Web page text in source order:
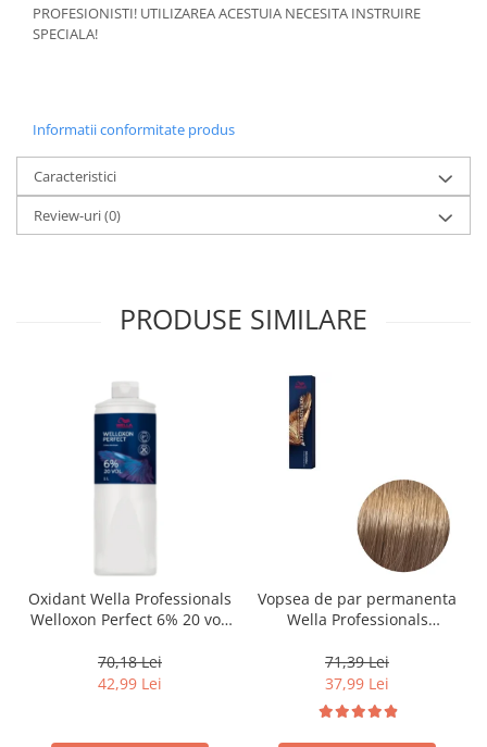
PROFESIONISTI! UTILIZAREA ACESTUIA NECESITA INSTRUIRE
SPECIALA!
Informatii conformitate produs
Caracteristici
Review-uri(0)
PRODUSE SIMILARE
Oxidant Wella Professionals
Welloxon Perfect 6% 20 vol,
70,18 Lei
42,99 Lei
Vopsea de par permanenta
Wella Professionals
Blond Deschis Natural, 60
ml
71,39 Lei
37,99 Lei